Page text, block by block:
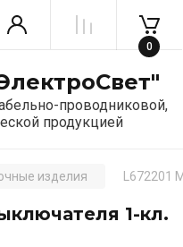
проводниковой,
продукцией
0
изделия L672201
1-кл.